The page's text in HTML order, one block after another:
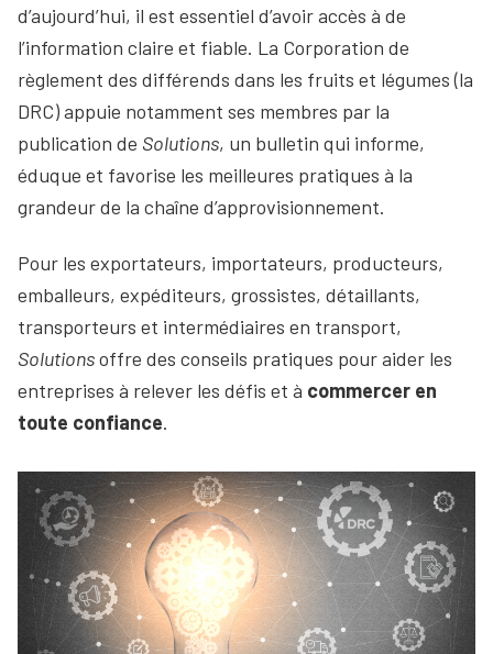
d’aujourd’hui, il est essentiel d’avoir accès à de
l’information claire et fiable. La Corporation de
règlement des différends dans les fruits et légumes (la
DRC) appuie notamment ses membres par la
publication de Solutions, un bulletin qui informe,
éduque et favorise les meilleures pratiques à la
grandeur de la chaîne d’approvisionnement.
Pour les exportateurs, importateurs, producteurs,
emballeurs, expéditeurs, grossistes, détaillants,
transporteurs et intermédiaires en transport,
Solutionsoffre des conseils pratiques pour aider les
entreprises à relever les défis et à commercer en
toute confiance.